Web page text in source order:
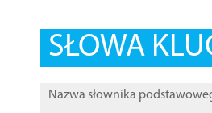
SŁOWA
Nazwa słownika